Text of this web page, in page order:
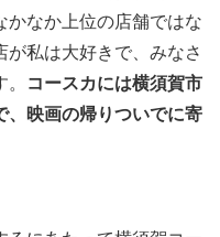
かなか上位の店舗ではな
私は大好きで、みなさ
コースカには横須賀市
、映画の帰りついでに寄